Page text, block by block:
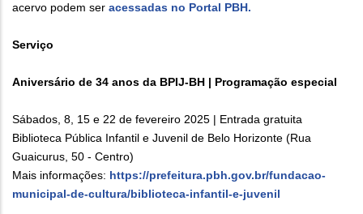
acervo podem ser acessadas no Portal PBH.
Serviço
Aniversário de 34 anos da BPIJ-BH | Programação especial
Sábados, 8, 15 e 22 de fevereiro 2025 | Entrada gratuita
Biblioteca Pública Infantil e Juvenil de Belo Horizonte (Rua
Guaicurus, 50 - Centro)
Mais informações: https://prefeitura.pbh.gov.br/fundacao-
municipal-de-cultura/biblioteca-infantil-e-juvenil